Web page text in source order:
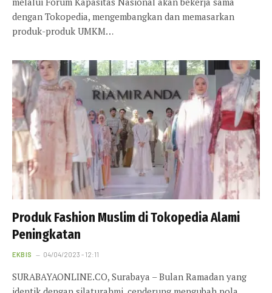
dengan Tokopedia, mengembangkan dan memasarkan
produk-produk UMKM…
Produk Fashion Muslim di Tokopedia Alami
Peningkatan
EKBIS 04/04/2023 - 12:11
SURABAYAONLINE.CO, Surabaya – Bulan Ramadan yang